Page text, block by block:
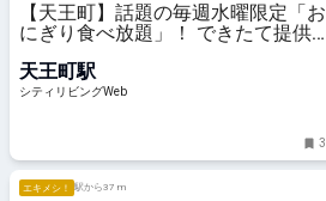
【天王町】話題の毎週水曜限定「お
にぎり食べ放題」！ できたて提供
ビングWeb
天王町駅
シティリビングWeb
3
エキメシ！ 駅から37 m